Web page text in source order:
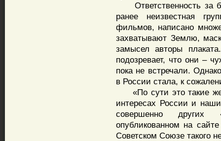
Ответственность за
ранее неизвестная
фильмов, написано
захватывают Землю,
замысел авторы
подозревает, что они –
пока не встречали.
в России стала, к
«По сути это такие же
интересах России и
совершенно других
опубликованном на
Советском Союзе такого